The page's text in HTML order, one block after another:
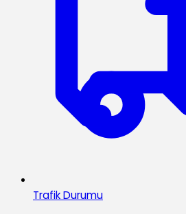
Trafik Durumu